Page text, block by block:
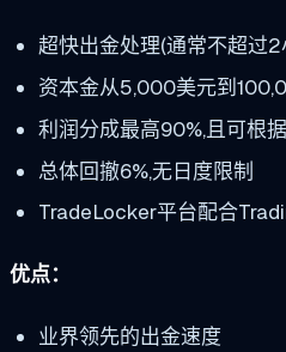
超快出金处理(通常不超过2
资本金从5,000美元到
利润分成最高90%,且可根
总体回撤6%,无日度限制
TradeLocker平台配合
优点：
业界领先的出金速度